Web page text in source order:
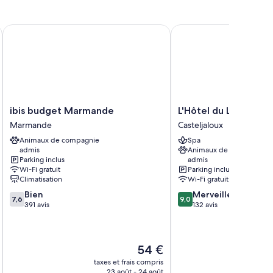
ibis
budget
Marmande
Marmande
ibis budget Marmande
Marmande
Animaux de compagnie
admis
Parking inclus
Wi-Fi gratuit
Climatisation
7.6
sur
7,6 Bien
391 avis
Le
nouveau
prix
54 €
taxes et frais compris
ibis budget Marmande
L'Hôtel
du
Lac
Casteljaloux
L'Hôtel du Lac
Casteljaloux
Spa
Animaux de compagnie
admis
Parking inclus
Wi-Fi gratuit
9.0
sur
9,0 Merveilleux
132 avis
L'Hôtel du Lac